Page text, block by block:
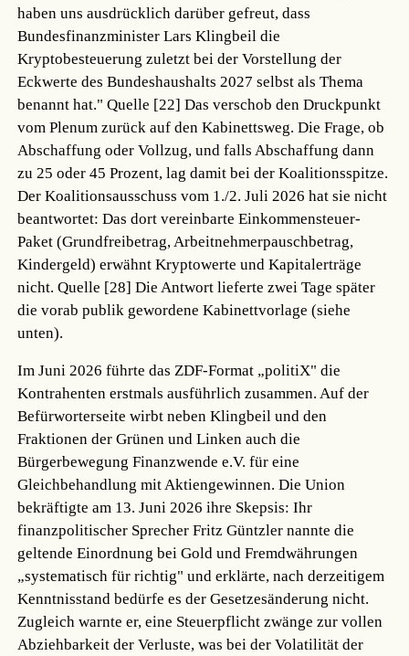
haben uns ausdrücklich darüber gefreut, dass
Bundesfinanzminister Lars Klingbeil die
Kryptobesteuerung zuletzt bei der Vorstellung der
Eckwerte des Bundeshaushalts 2027 selbst als Thema
benannt hat."Quelle [22] Das verschob den Druckpunkt
vom Plenum zurück auf den Kabinettsweg. Die Frage, ob
Abschaffung oder Vollzug, und falls Abschaffung dann
zu 25 oder 45 Prozent, lag damit bei der Koalitionsspitze.
Der Koalitionsausschuss vom 1./2. Juli 2026 hat sie nicht
beantwortet: Das dort vereinbarte Einkommensteuer-
Paket (Grundfreibetrag, Arbeitnehmerpauschbetrag,
Kindergeld) erwähnt Kryptowerte und Kapitalerträge
nicht.Quelle [28] Die Antwort lieferte zwei Tage später
die vorab publik gewordene Kabinettvorlage (siehe
unten).
Im Juni 2026 führte das ZDF-Format „politiX" die
Kontrahenten erstmals ausführlich zusammen. Auf der
Befürworterseite wirbt neben Klingbeil und den
Fraktionen der Grünen und Linken auch die
Bürgerbewegung Finanzwende e.V. für eine
Gleichbehandlung mit Aktiengewinnen. Die Union
bekräftigte am 13. Juni 2026 ihre Skepsis: Ihr
finanzpolitischer Sprecher Fritz Güntzler nannte die
geltende Einordnung bei Gold und Fremdwährungen
„systematisch für richtig" und erklärte, nach derzeitigem
Kenntnisstand bedürfe es der Gesetzesänderung nicht.
Zugleich warnte er, eine Steuerpflicht zwänge zur vollen
Abziehbarkeit der Verluste, was bei der Volatilität der